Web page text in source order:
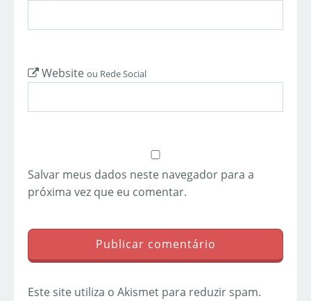
Website ou Rede Social
Salvar meus dados neste navegador para a
próxima vez que eu comentar.
Este site utiliza o Akismet para reduzir spam.